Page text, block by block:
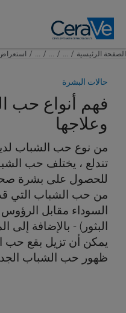
البحث
الصفحة الرئيسية​ /
...
/
...
/
...
/
حالات البشرة
فهم أنواع حب
وعلاجها
من نوع حب الشباب
تندلع ، يختلف حب
للحصول على بشرة
من حب الشباب التي
السوداء مقابل
البثور) - بالإضافة إلى
يمكن أن تزيل بقع حب
ظهور حب الشباب